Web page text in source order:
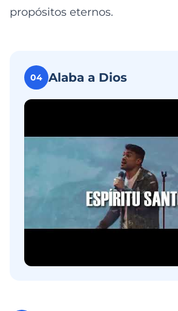
propósitos eternos.
04 Alaba a Dios